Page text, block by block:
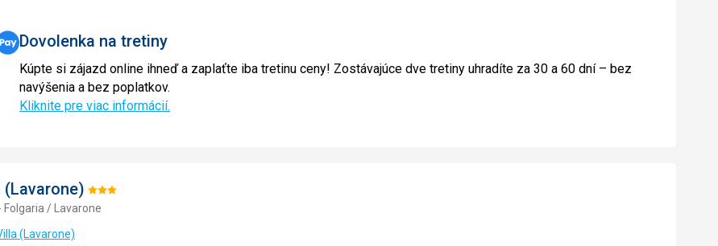
Dovolenka na tretiny
Kúpte si zájazd online ihneď a zaplaťte iba tretinu ceny! Zostávajúce dve tretiny uhradíte za 30 a 60 dní – bez
navýšenia a bez poplatkov.
Kliknite pre viac informácií.
(Lavarone) Hodnotenie:
3/5
Folgaria / Lavarone
(Lavarone)